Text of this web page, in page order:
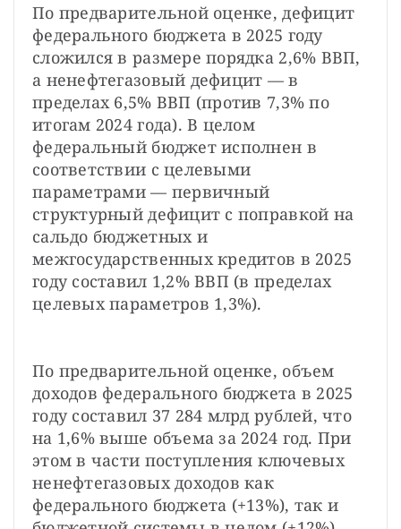
По предварительной оценке, дефицит
федерального бюджета в 2025 году
сложился в размере порядка 2,6% ВВП,
а ненефтегазовый дефицит — в
пределах 6,5% ВВП (против 7,3% по
итогам 2024 года). В целом
федеральный бюджет исполнен в
соответствии с целевыми
параметрами — первичный
структурный дефицит с поправкой на
сальдо бюджетных и
межгосударственных кредитов в 2025
году составил 1,2% ВВП (в пределах
целевых параметров 1,3%).
По предварительной оценке, объем
доходов федерального бюджета в 2025
году составил 37 284 млрд рублей, что
на 1,6% выше объема за 2024 год. При
этом в части поступления ключевых
ненефтегазовых доходов как
федерального бюджета (+13%), так и